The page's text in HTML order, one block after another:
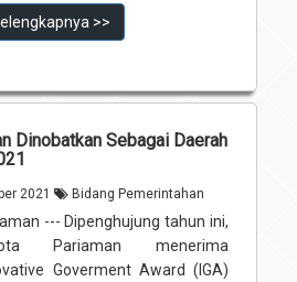
>>
Dinobatkan Sebagai Daerah
2021 Bidang Pemerintahan
--- Dipenghujung tahun ini,
Pariaman menerima
Goverment Award (IGA)